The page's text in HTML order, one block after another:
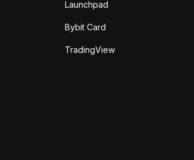
Launchpad
Bybit Card
TradingView